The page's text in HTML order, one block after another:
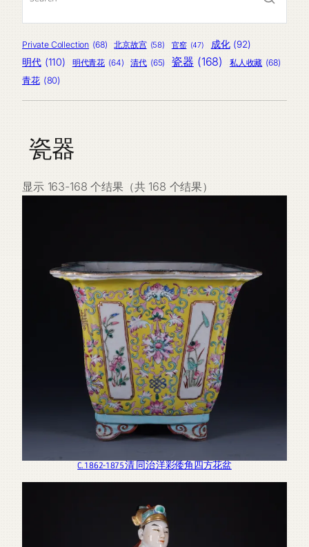
Private Collection (68) 北京故宫 (58) 官窑 (47) 成化 (92)
明代 (110) 明代青花 (64) 清代 (65) 瓷器 (168) 私人收藏 (68)
青花 (80)
瓷器
显示 163-168 个结果（共 168 个结果）
C. 1862-1875 清 同治 洋彩倭角四方花盆